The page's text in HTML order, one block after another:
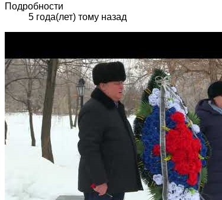
Подробности
5 года(лет) тому назад